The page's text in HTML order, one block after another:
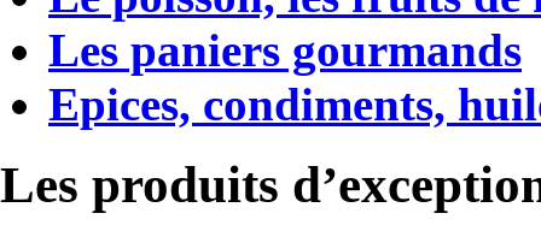
Les paniers gourmands
Epices, condiments,
Les produits